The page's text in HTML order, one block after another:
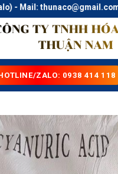
- Mail: thunaco@gmail.com
ZALO: 0938 414 118